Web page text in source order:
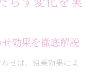
効果を徹底解説
せは、相乗効果によ